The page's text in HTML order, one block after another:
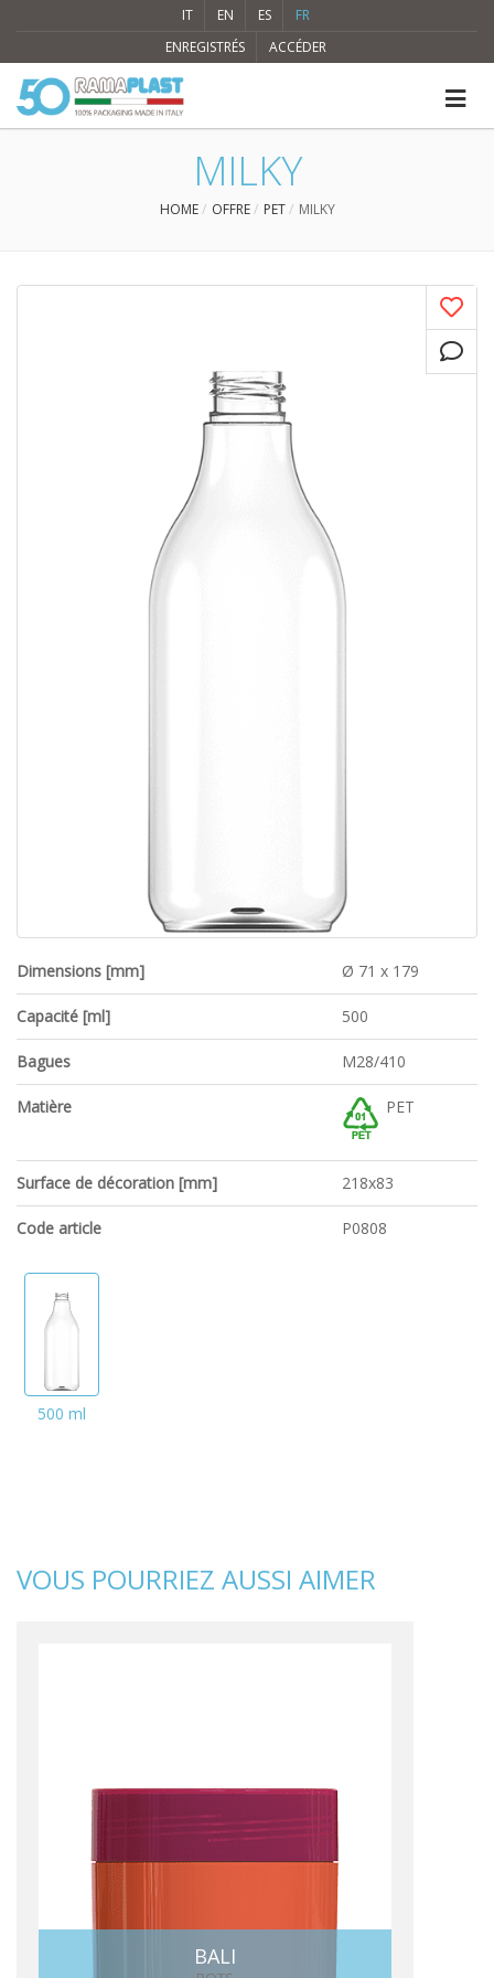
IT EN ES
FR
ENREGISTRÉS
ACCÉDER
MILKY
HOME OFFRE PET MILKY
Dimensions [mm] Ø 71 x 179
Capacité [ml] 500
Bagues M28/410
Matière PET
Surface de décoration [mm] 218x83
Code article P0808
500 ml
VOUS POURRIEZ AUSSI AIMER
BALI